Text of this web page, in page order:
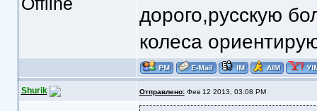
дорого,русскую
колеса
Shurik Отправлено:Фев 12 2013, 03:08 PM